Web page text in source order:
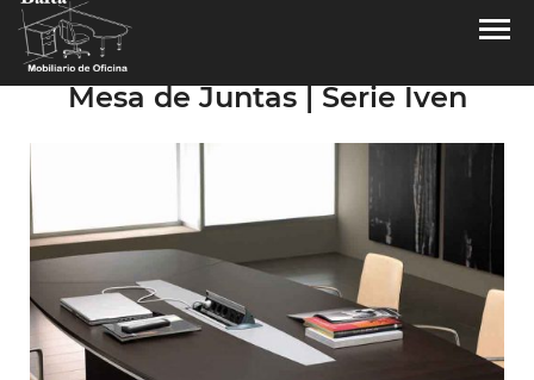
Mesa de Juntas | Serie Iven